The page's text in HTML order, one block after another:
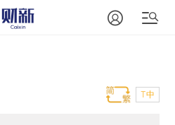
T中